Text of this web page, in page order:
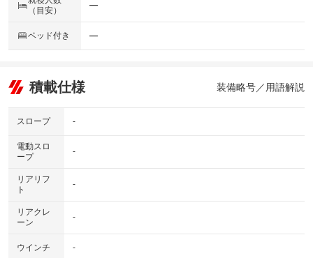
（目安）
―
ベッド付き ―
積載仕様 装備略号／用語解説
スロープ -
電動スロ
ープ
-
リアリフ
ト
-
リアクレ
ーン
-
ウインチ -